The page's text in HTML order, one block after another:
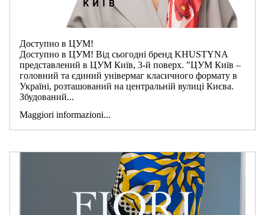
Доступно в ЦУМ!
Доступно в ЦУМ! Від сьогодні бренд KHUSTYNA
представлений в ЦУМ Київ, 3-й поверх. "ЦУМ Київ –
головний та єдиний універмаг класичного формату в
Україні, розташований на центральній вулиці Києва.
Збудований...
Maggiori informazioni...